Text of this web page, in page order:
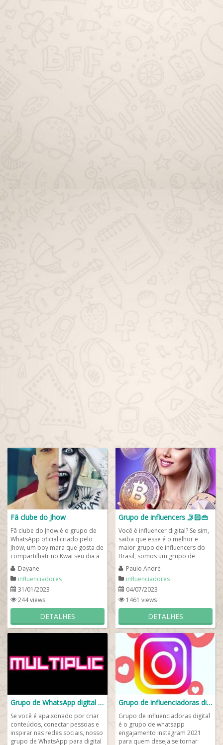
Fã clube do Jhow
Fã clube do Jhow é o grupo de
WhatsApp oficial criado pelo
Jhow, um boy mara que gosta de
compartilhatr no Kwai seu dia a
dia com suas fãs. Aqui no
nosso...
Dayane
influenciadores
31/01/2023
244 views
DETALHES
Grupo de influencers 🤳🏻👜
Você é influencer digital? Se sim,
saiba que esse é o melhor e
maior grupo de influencers do
Brasil, somos um grupo de
WhatsApp para influenciadores
digital...
Paulo André
influenciadores
04/07/2023
1461 views
DETALHES
Grupo de WhatsApp digital influencer 🤳🏻
Se você é apaixonado por criar
conteúdos, conectar pessoas e
inspirar nas redes sociais, nosso
grupo de WhatsApp para digital
Grupo de influenciadoras digital ✨
Grupo de influenciadoras digital
é o grupo de whatsapp
engajamento instagram 2021
para quem deseja se tornar